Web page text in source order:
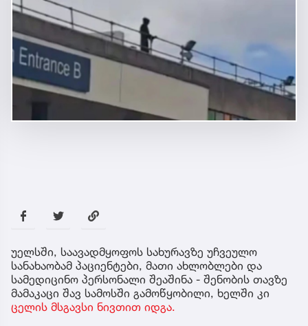
უელსში, საავადმყოფოს სახურავზე უჩვეულო
სანახაობამ პაციენტები, მათი ახლობლები და
სამედიცინო პერსონალი შეაშინა - შენობის თავზე
მამაკაცი შავ სამოსში გამოწყობილი, ხელში კი
ცელის მსგავსი ნივთით იდგა.